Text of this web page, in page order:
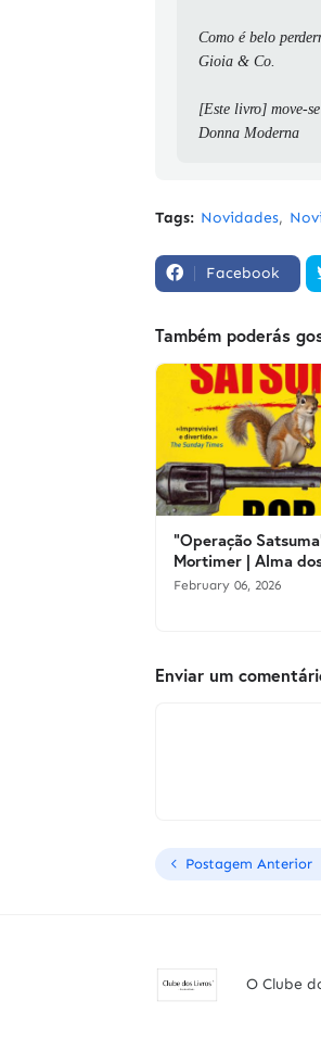
Como é belo
Gioia & Co.
[Este livro] move-
Donna Moderna
Tags: Novidades
Facebook
Também poderás
"Operação
Mortimer | Alma
February 06, 2026
Enviar um
Postagem Anterior
O Clube